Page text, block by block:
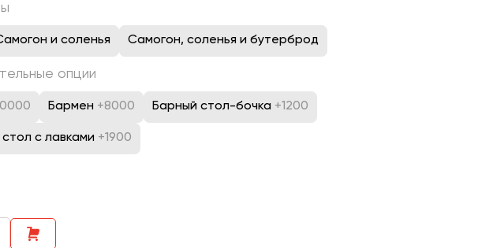
и соленья Самогон, соленья и бутерброд
опции
Бармен +8000 Барный стол-бочка +1200
с лавками +1900